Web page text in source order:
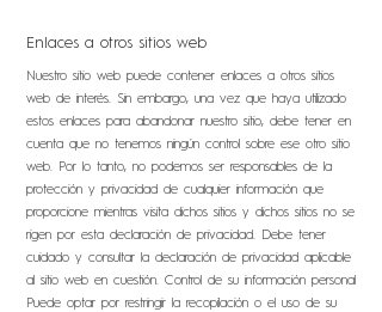
Enlaces a otros sitios web
Nuestro sitio web puede contener enlaces a otros sitios
web de interés. Sin embargo, una vez que haya utilizado
estos enlaces para abandonar nuestro sitio, debe tener en
cuenta que no tenemos ningún control sobre ese otro sitio
web. Por lo tanto, no podemos ser responsables de la
protección y privacidad de cualquier información que
proporcione mientras visita dichos sitios y dichos sitios no se
rigen por esta declaración de privacidad. Debe tener
cuidado y consultar la declaración de privacidad aplicable
al sitio web en cuestión. Control de su información personal
Puede optar por restringir la recopilación o el uso de su